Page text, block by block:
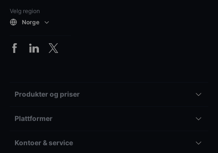
Velg region
Norge
Produkter og priser
Plattformer
Kontoer & service